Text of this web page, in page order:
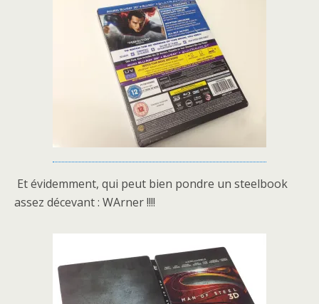
Et évidemment, qui peut bien pondre un steelbook
assez décevant : WArner !!!!